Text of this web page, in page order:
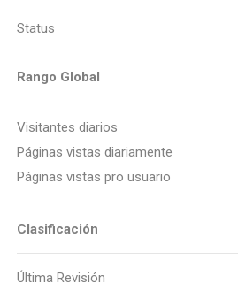
Status
Rango Global
Visitantes diarios
Páginas vistas diariamente
Páginas vistas pro usuario
Clasificación
Última Revisión